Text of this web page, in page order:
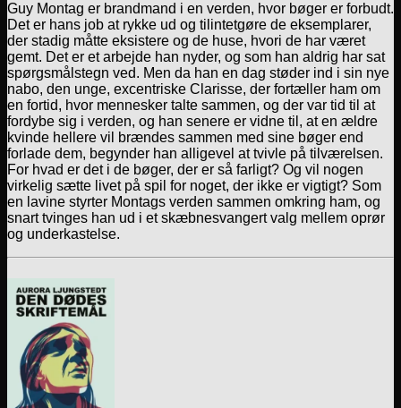
Guy Montag er brandmand i en verden, hvor bøger er forbudt.
Det er hans job at rykke ud og tilintetgøre de eksemplarer,
der stadig måtte eksistere og de huse, hvori de har været
gemt. Det er et arbejde han nyder, og som han aldrig har sat
spørgsmålstegn ved. Men da han en dag støder ind i sin nye
nabo, den unge, excentriske Clarisse, der fortæller ham om
en fortid, hvor mennesker talte sammen, og der var tid til at
fordybe sig i verden, og han senere er vidne til, at en ældre
kvinde hellere vil brændes sammen med sine bøger end
forlade dem, begynder han alligevel at tvivle på tilværelsen.
For hvad er det i de bøger, der er så farligt? Og vil nogen
virkelig sætte livet på spil for noget, der ikke er vigtigt? Som
en lavine styrter Montags verden sammen omkring ham, og
snart tvinges han ud i et skæbnesvangert valg mellem oprør
og underkastelse.